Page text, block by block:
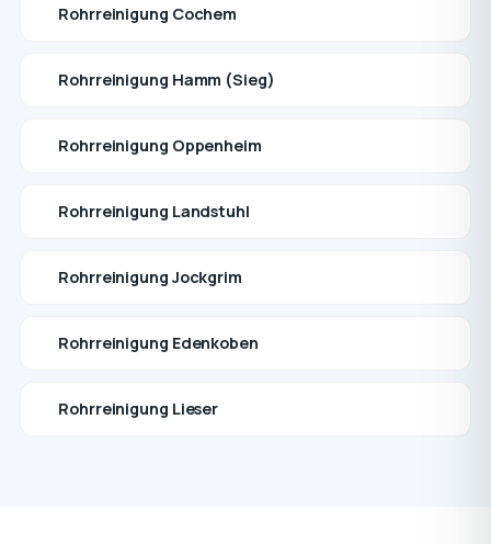
Rohrreinigung Cochem
Rohrreinigung Hamm (Sieg)
Rohrreinigung Oppenheim
Rohrreinigung Landstuhl
Rohrreinigung Jockgrim
Rohrreinigung Edenkoben
Rohrreinigung Lieser